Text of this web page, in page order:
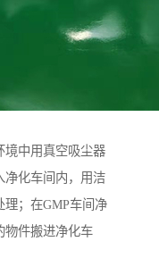
境中用真空吸尘器
净化车间内，用洁
理；在GMP车间净
物件搬进净化车